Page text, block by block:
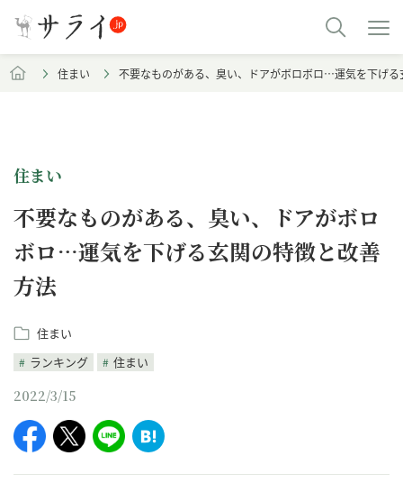
住まい 不要なものがある、臭い、ドアがボロボロ…運気を下げる
住まい
不要なものがある、臭い、ドアがボロ
ボロ…運気を下げる玄関の特徴と改善
方法
住まい
ランキング
住まい
2022/3/15